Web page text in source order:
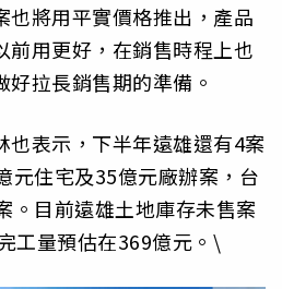
也將用平實價格推出，產品
前用更好，在銷售時程上也
拉長銷售期的準備。
也表示，下半年遠雄還有4案
元住宅及35億元廠辦案，台
。目前遠雄土地庫存未售案
工量預估在369億元。\